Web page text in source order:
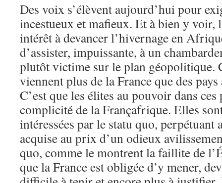
Des voix s’élèvent aujourd’hui pour
incestueux et mafieux. Et à bien y voir,
intérêt à devancer l’hivernage en
d’assister, impuissante, à un
plutôt victime sur le plan géopolitique.
viennent plus de la France que des
C’est que les élites au pouvoir dans ces
complicité de la Françafrique. Elles
intéressées par le statu quo,
acquise au prix d’un odieux
quo, comme le montrent la faillite de
que la France est obligée d’y mener,